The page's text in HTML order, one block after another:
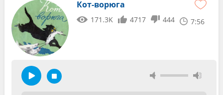
Кот-ворюга
171.3K 4717 444 7:56